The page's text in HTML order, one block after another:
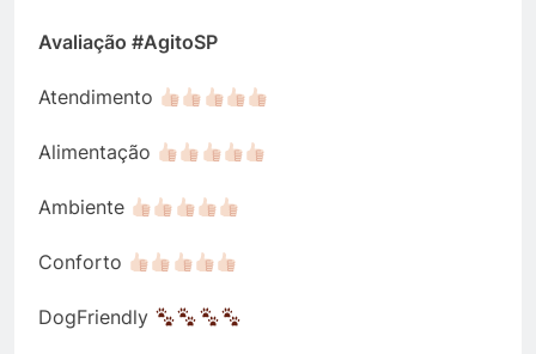
Avaliação #AgitoSP
Atendimento
Alimentação
Ambiente
Conforto
DogFriendly